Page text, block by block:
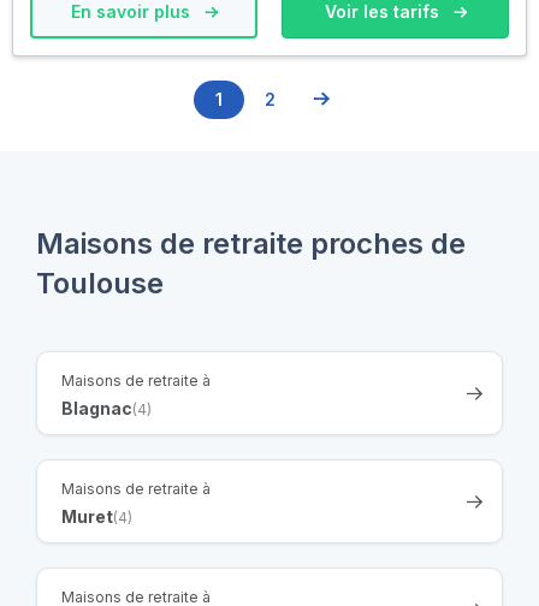
En savoir plus Voir les tarifs
1 2
Maisons de retraite proches de
Toulouse
Maisons de retraite à
Blagnac(4)
Maisons de retraite à
Muret(4)
Maisons de retraite à